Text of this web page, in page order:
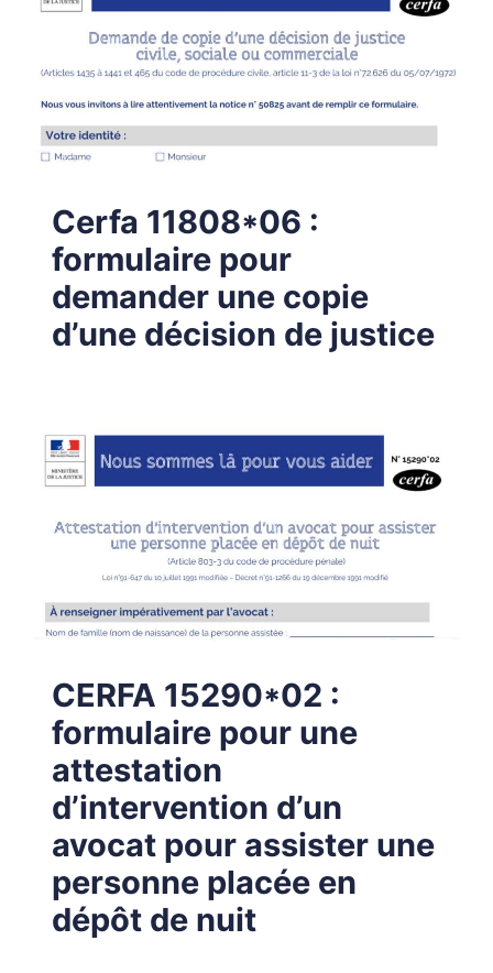
Cerfa 11808*06 :
formulaire pour
demander une copie
d’une décision de justice
CERFA 15290*02 :
formulaire pour une
attestation
d’intervention d’un
avocat pour assister une
personne placée en
dépôt de nuit